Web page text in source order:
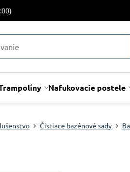
Nafukovacie postele
Čistiace bazénové sady